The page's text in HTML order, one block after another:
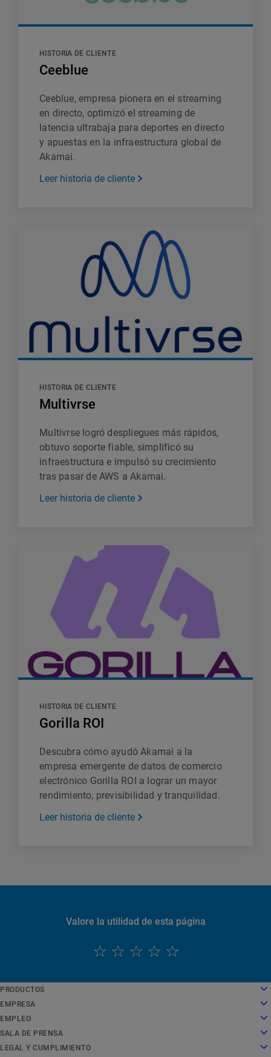
HISTORIA DE CLIENTE
Ceeblue
Ceeblue, empresa pionera en el streaming
en directo, optimizó el streaming de
latencia ultrabaja para deportes en directo
y apuestas en la infraestructura global de
Akamai.
Leer historia de cliente
HISTORIA DE CLIENTE
Multivrse
Multivrse logró despliegues más rápidos,
obtuvo soporte fiable, simplificó su
infraestructura e impulsó su crecimiento
tras pasar de AWS a Akamai.
Leer historia de cliente
HISTORIA DE CLIENTE
Gorilla ROI
Descubra cómo ayudó Akamai a la
empresa emergente de datos de comercio
electrónico Gorilla ROI a lograr un mayor
rendimiento, previsibilidad y tranquilidad.
Leer historia de cliente
Valore la utilidad de esta página
PRODUCTOS
Cloud computing
Seguridad
Distribución de contenido
Todos los productos y pruebas
EMPRESA
Sobre nosotros
Historia
Liderazgo
EMPLEO
Empleo
Trabajar en Akamai
SALA DE PRENSA
Sala de prensa
LEGAL Y CUMPLIMIENTO
English
Deutsch
Español
Français
Italiano